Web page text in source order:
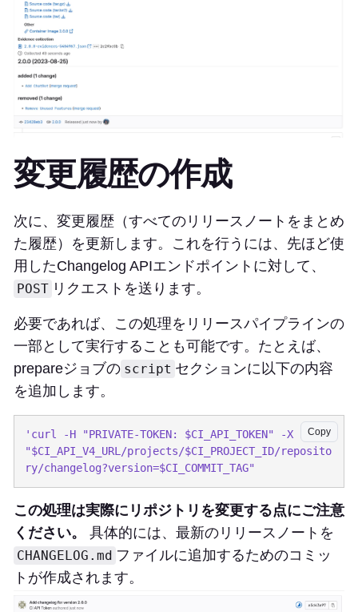
変更履歴の作成
次に、変更履歴（すべてのリリースノートをまとめ
た履歴）を更新します。これを行うには、先ほど使
用したChangelog APIエンドポイントに対して、
POST リクエストを送ります。
必要であれば、この処理をリリースパイプラインの
一部として実行することも可能です。たとえば、
prepareジョブの script セクションに以下の内容
を追加します。
Copy
'curl -H "PRIVATE-TOKEN: $CI_API_TOKEN" -X POST
"$CI_API_V4_URL/projects/$CI_PROJECT_ID/reposito
この処理は実際にリポジトリを変更する点にご注意
ください。
具体的には、最新のリリースノートを
CHANGELOG.md ファイルに追加するためのコミッ
トが作成されます。